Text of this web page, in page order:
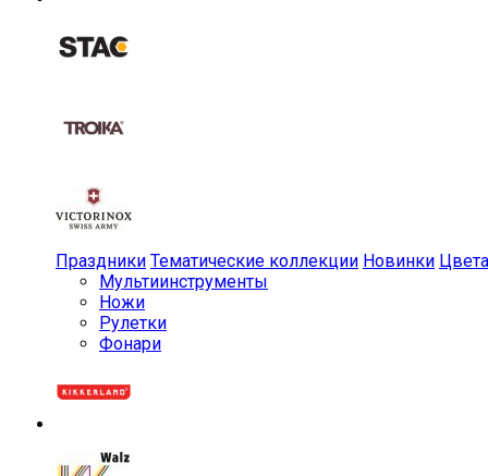
Праздники Тематические коллекции Новинки Цвета
Мульти­инструменты
Ножи
Рулетки
Фонари